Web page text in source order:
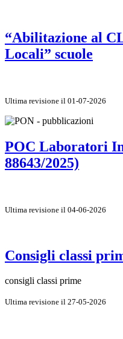
“Abilitazione al
Locali” scuole
Ultima revisione il 01-07-2026
POC Laboratori
88643/2025)
Ultima revisione il 04-06-2026
Consigli classi
consigli classi prime
Ultima revisione il 27-05-2026